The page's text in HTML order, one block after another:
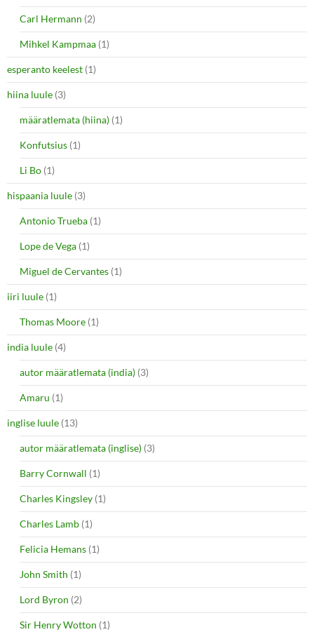
Carl Hermann (2)
Mihkel Kampmaa (1)
esperanto keelest (1)
hiina luule (3)
määratlemata (hiina) (1)
Konfutsius (1)
Li Bo (1)
hispaania luule (3)
Antonio Trueba (1)
Lope de Vega (1)
Miguel de Cervantes (1)
iiri luule (1)
Thomas Moore (1)
india luule (4)
autor määratlemata (india) (3)
Amaru (1)
inglise luule (13)
autor määratlemata (inglise) (3)
Barry Cornwall (1)
Charles Kingsley (1)
Charles Lamb (1)
Felicia Hemans (1)
John Smith (1)
Lord Byron (2)
Sir Henry Wotton (1)